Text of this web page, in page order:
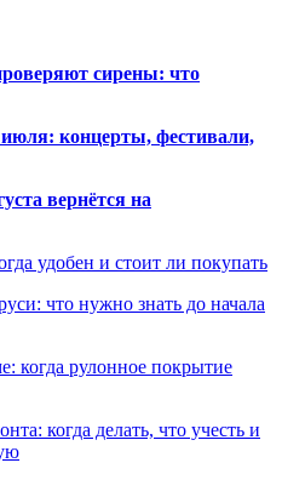
сирены: что
июля: концерты, фестивали,
вернётся на
удобен и стоит ли покупать
что нужно знать до начала
когда рулонное покрытие
когда делать, что учесть и